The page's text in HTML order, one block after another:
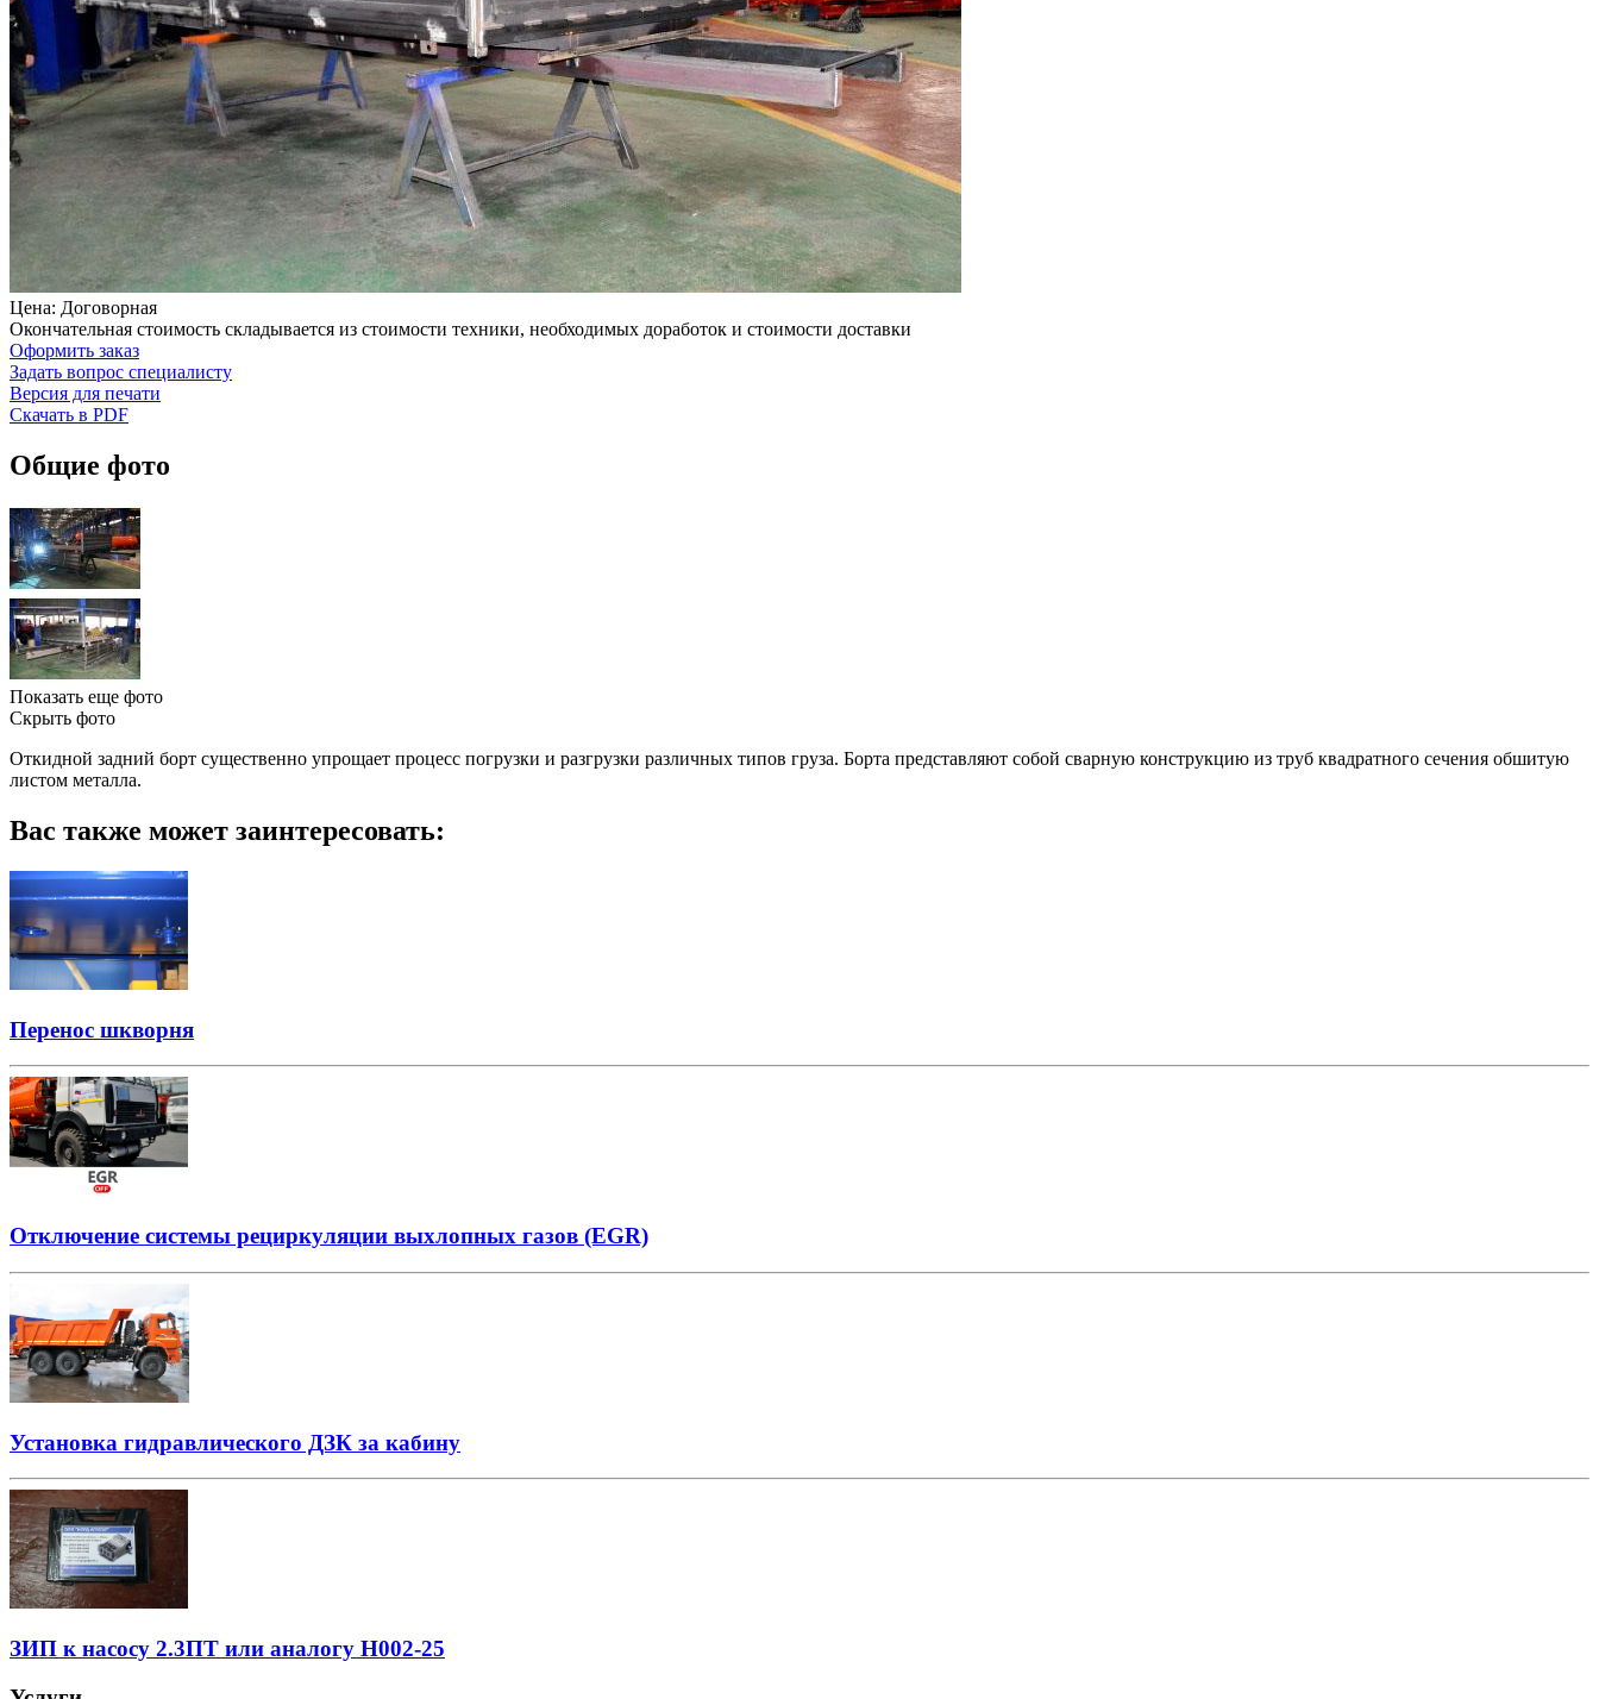
Цена: Договорная
Окончательная стоимость складывается из стоимости техники, необходимых доработок и стоимости доставки
Оформить заказ
Задать вопрос специалисту
Версия для печати
Скачать в PDF
Общие фото
Показать еще фото
Скрыть фото
Откидной задний борт существенно упрощает процесс погрузки и разгрузки различных типов груза. Борта представляют собой сварную конструкцию из труб квадратного сечения обшитую
листом металла.
Вас также может заинтересовать:
Перенос шкворня
Отключение системы рециркуляции выхлопных газов (EGR)
Установка гидравлического ДЗК за кабину
ЗИП к насосу 2.3ПТ или аналогу Н002-25